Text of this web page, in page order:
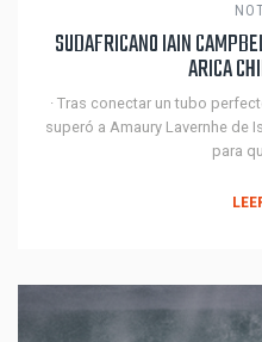
SUDAFRICANO IAIN
ARICA
· Tras conectar un tubo
superó a Amaury Lavernhe de
para